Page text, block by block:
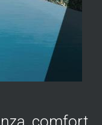
comfort